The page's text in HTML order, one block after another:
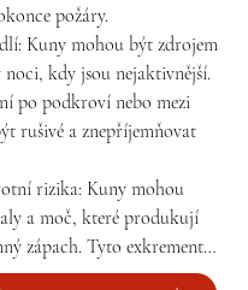
požáry.
Kuny mohou být zdrojem
noci, kdy jsou nejaktivnější.
po podkroví nebo mezi
rušivé a znepříjemňovat
rizika: Kuny mohou
a moč, které produkují
zápach. Tyto exkrementy
zdravotní riziko,